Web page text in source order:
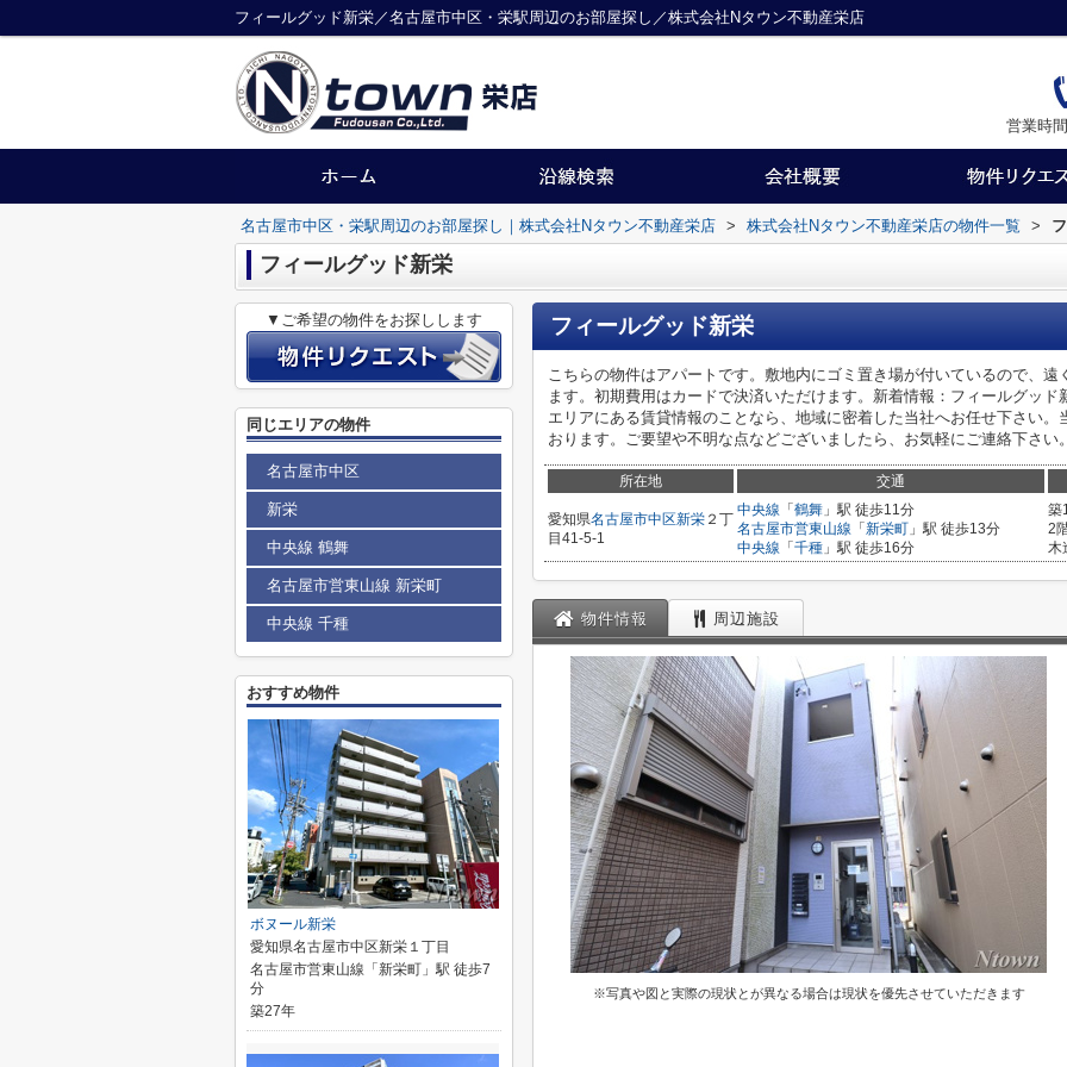
フィールグッド新栄／名古屋市中区・栄駅周辺のお部屋探し／株式会社Nタウン不動産栄店
営業時
名古屋市中区・栄駅周辺のお部屋探し｜株式会社Nタウン不動産栄店 > 株式会社Nタウン不動産栄店の物件一覧 >
フィールグッド新栄
フィールグッド新栄
こちらの物件はアパートです。敷地内にゴミ置き場が付いているので、
ます。初期費用はカードで決済いただけます。新着情報：フィールグッ
エリアにある賃貸情報のことなら、地域に密着した当社へお任せ下さい
おります。ご要望や不明な点などございましたら、お気軽にご連絡下さい
所在地 交通
愛知県名古屋市中区新栄 ２丁
目41-5-1
中央線 「 鶴舞 」駅 徒歩11分
名古屋市営東山線 「 新栄町 」駅 徒歩13分
中央線 「 千種 」駅 徒歩16分
築
2
木
物件情報 周辺施設
※写真や図と実際の現状とが異なる場合は現状を優先させていただきます
▼ご希望の物件をお探しします
同じエリアの物件
名古屋市中区
新栄
中央線 鶴舞
名古屋市営東山線 新栄町
中央線 千種
おすすめ物件
ボヌール新栄
愛知県名古屋市中区新栄１丁目
名古屋市営東山線「新栄町」駅 徒歩7
分
築27年